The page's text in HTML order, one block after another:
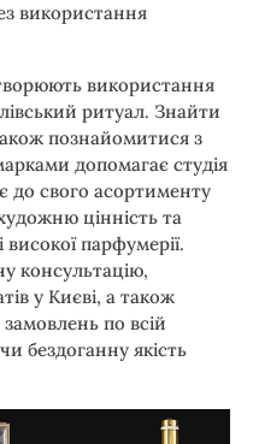
використання
використання
ритуал. Знайти
познайомитися з
допомагає студія
до свого асортименту
цінність та
високої парфумерії.
консультацію,
у Києві, а також
по всій
бездоганну якість